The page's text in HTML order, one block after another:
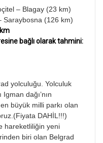
– Blagay (23 km)
Saraybosna (126 km)
bağlı olarak tahmini:
yolculuğu. Yolculuk
dağı’nın
büyük milli parkı olan
DAHİL!!!)
hareketliliğin yeni
biri olan Belgrad